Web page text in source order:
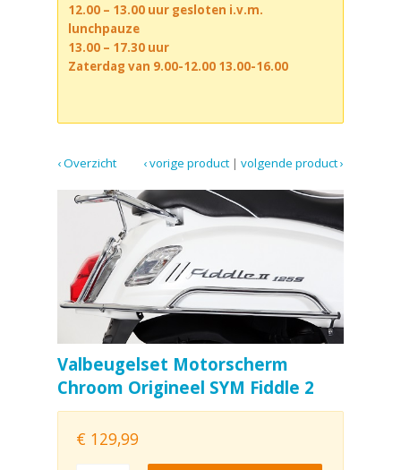
12.00 – 13.00 uur gesloten i.v.m.
lunchpauze
13.00 – 17.30 uur
Zaterdag van 9.00-12.00 13.00-16.00
‹ Overzicht volgende product ›
|
‹ vorige product
Valbeugelset Motorscherm
Chroom Origineel SYM Fiddle 2
€ 129,99